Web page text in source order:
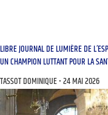
LIBRE JOURNAL DE LUMIÈRE DE
UN CHAMPION LUTTANT POUR LA
TASSOT DOMINIQUE 24 MAI 2026